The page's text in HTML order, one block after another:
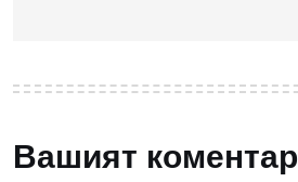
Вашият коментар